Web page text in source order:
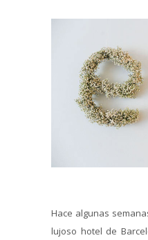
Hace algunas
lujoso hotel de